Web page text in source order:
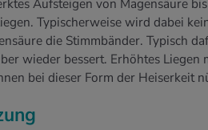
Aufsteigen von Magensäure
Typischerweise wird dabei
die Stimmbänder. Typisch
wieder bessert. Erhöhtes Liegen
bei dieser Form der Heiserkeit